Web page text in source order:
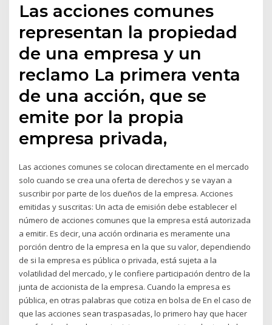
Las acciones comunes
representan la propiedad
de una empresa y un
reclamo La primera venta
de una acción, que se
emite por la propia
empresa privada,
Las acciones comunes se colocan directamente en el mercado
solo cuando se crea una oferta de derechos y se vayan a
suscribir por parte de los dueños de la empresa. Acciones
emitidas y suscritas: Un acta de emisión debe establecer el
número de acciones comunes que la empresa está autorizada
a emitir. Es decir, una acción ordinaria es meramente una
porción dentro de la empresa en la que su valor, dependiendo
de si la empresa es pública o privada, está sujeta a la
volatilidad del mercado, y le confiere participación dentro de la
junta de accionista de la empresa. Cuando la empresa es
pública, en otras palabras que cotiza en bolsa de En el caso de
que las acciones sean traspasadas, lo primero hay que hacer